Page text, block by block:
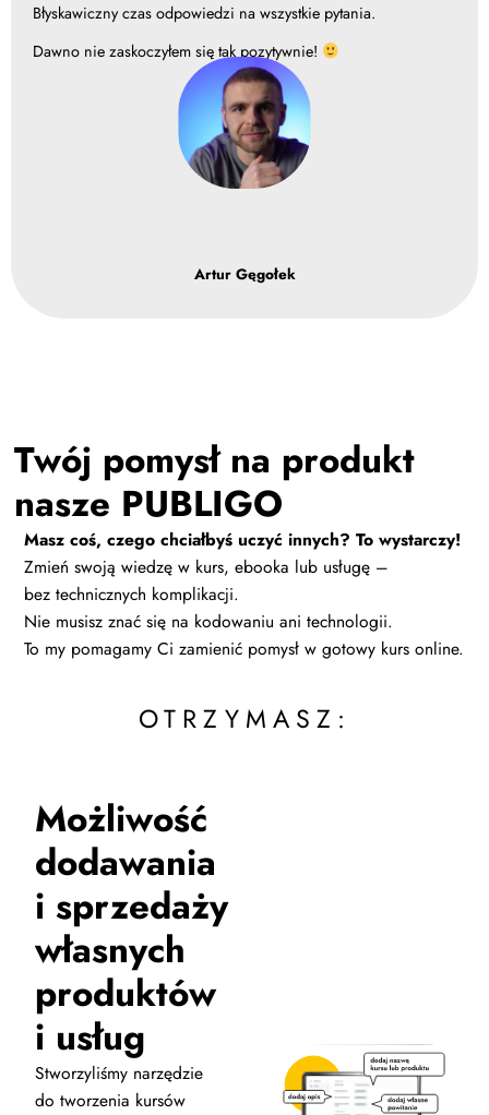
Błyskawiczny czas odpowiedzi na wszystkie pytania.
Dawno nie zaskoczyłem się tak pozytywnie!
Artur Gęgołek
Twój pomysł na produkt
nasze PUBLIGO
Masz coś, czego chciałbyś uczyć innych? To wystarczy!
Zmień swoją wiedzę w kurs, ebooka lub usługę –
bez technicznych komplikacji.
Nie musisz znać się na kodowaniu ani technologii.
To my pomagamy Ci zamienić pomysł w gotowy kurs online.
OTRZYMASZ:
Możliwość
dodawania
i sprzedaży
własnych
produktów
i usług
Stworzyliśmy narzędzie
do tworzenia kursów